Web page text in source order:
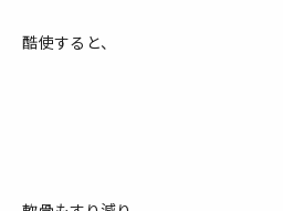
酷使すると、